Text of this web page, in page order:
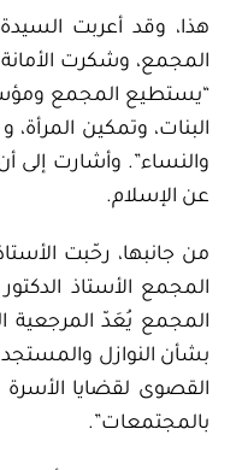
هذا، وقد أعربت السيدة
المجمع، وشكرت
“يستطيع المجمع
البنات، وتمكين
والنساء”. وأشارت إلى
عن الإسلام.
من جانبها، رحّبت
المجمع الأستاذ
المجمع يُعَدّ المرجعية
بشأن النوازل
القصوى لقضايا
بالمجتمعات”.